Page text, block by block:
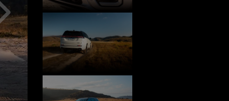
Próximo